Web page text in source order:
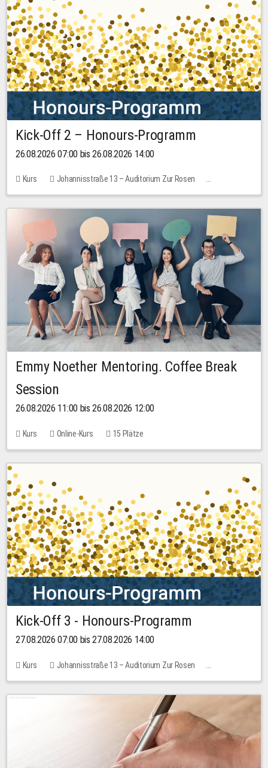
Kick-Off 2 – Honours-Programm
26.08.2026 07:00 bis 26.08.2026 14:00
Kurs
Johannisstraße 13 – Auditorium Zur Rosen
Keine freien Plätze
Emmy Noether Mentoring. Coffee Break
Session
26.08.2026 11:00 bis 26.08.2026 12:00
Kurs Online-Kurs 15 Plätze
Kick-Off 3 - Honours-Programm
27.08.2026 07:00 bis 27.08.2026 14:00
Kurs
Johannisstraße 13 – Auditorium Zur Rosen
11 Plätze